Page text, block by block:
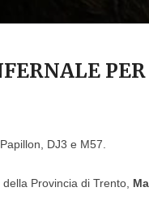
DJ3 e M57.
Provincia di Trento,